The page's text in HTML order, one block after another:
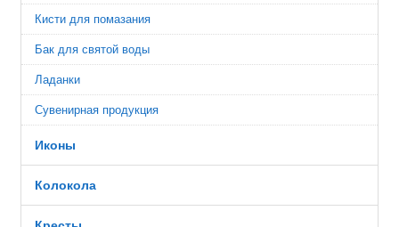
Кисти для помазания
Бак для святой воды
Ладанки
Сувенирная продукция
Иконы
Колокола